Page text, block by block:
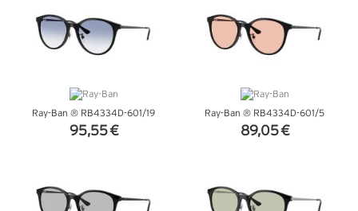
Ray-Ban ® RB4334D-601/19
95,55 €
Ray-Ban ® RB4334D-601/5
89,05 €